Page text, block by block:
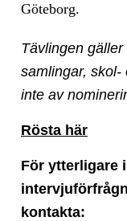
Göteborg.
Tävlingen
samlingar, skol-
inte av
Rösta här
För ytterligare
kontakta: